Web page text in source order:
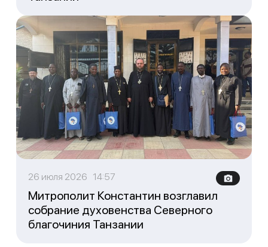
26 июля 2026 14:57
Митрополит Константин возглавил
собрание духовенства Северного
благочиния Танзании